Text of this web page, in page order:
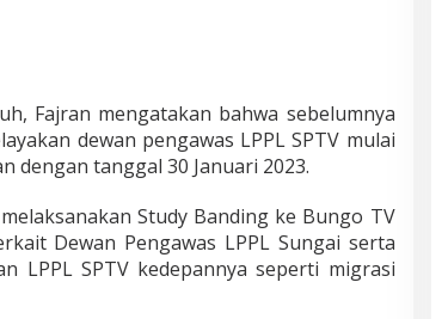
Fajran mengatakan bahwa sebelumnya
dewan pengawas LPPL SPTV mulai
dengan tanggal 30 Januari 2023.
Study Banding ke Bungo TV
Dewan Pengawas LPPL Sungai serta
LPPL SPTV kedepannya seperti migrasi